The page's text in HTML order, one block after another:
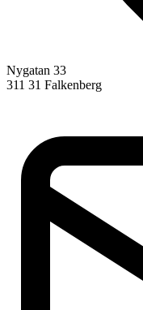
Nygatan 33
311 31 Falkenberg